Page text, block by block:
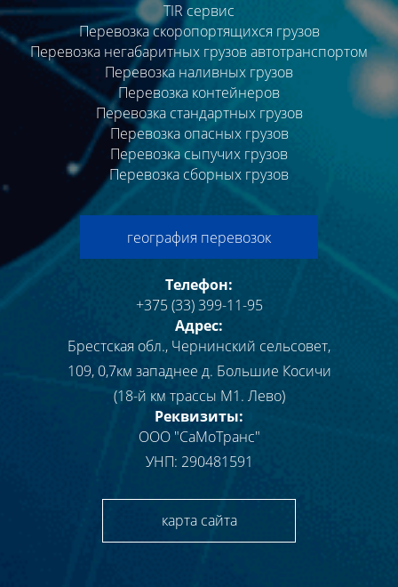
TIR сервис
Перевозка скоропортящихся грузов
Перевозка негабаритных грузов автотранспортом
Перевозка наливных грузов
Перевозка контейнеров
Перевозка стандартных грузов
Перевозка опасных грузов
Перевозка сыпучих грузов
Перевозка сборных грузов
география перевозок
Телефон:
+375 (33) 399-11-95
Адрес:
Брестская обл., Чернинский сельсовет,
109, 0,7км западнее д. Большие Косичи
(18-й км трассы М1. Лево)
Реквизиты:
ООО "СаМоТранс"
УНП: 290481591
карта сайта